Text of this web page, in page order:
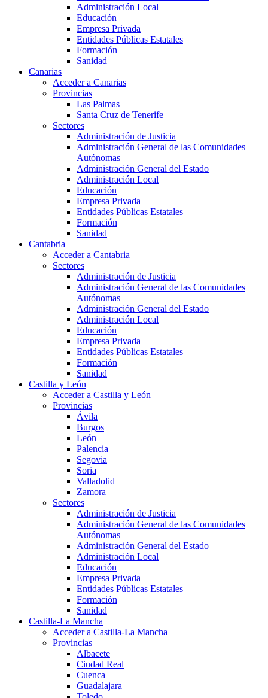
Administración Local
Educación
Empresa Privada
Entidades Públicas Estatales
Formación
Sanidad
Canarias
Acceder a Canarias
Provincias
Las Palmas
Santa Cruz de Tenerife
Sectores
Administración de Justicia
Administración General de las Comunidades
Autónomas
Administración General del Estado
Administración Local
Educación
Empresa Privada
Entidades Públicas Estatales
Formación
Sanidad
Cantabria
Acceder a Cantabria
Sectores
Administración de Justicia
Administración General de las Comunidades
Autónomas
Administración General del Estado
Administración Local
Educación
Empresa Privada
Entidades Públicas Estatales
Formación
Sanidad
Castilla y León
Acceder a Castilla y León
Provincias
Ávila
Burgos
León
Palencia
Segovia
Soria
Valladolid
Zamora
Sectores
Administración de Justicia
Administración General de las Comunidades
Autónomas
Administración General del Estado
Administración Local
Educación
Empresa Privada
Entidades Públicas Estatales
Formación
Sanidad
Castilla-La Mancha
Acceder a Castilla-La Mancha
Provincias
Albacete
Ciudad Real
Cuenca
Guadalajara